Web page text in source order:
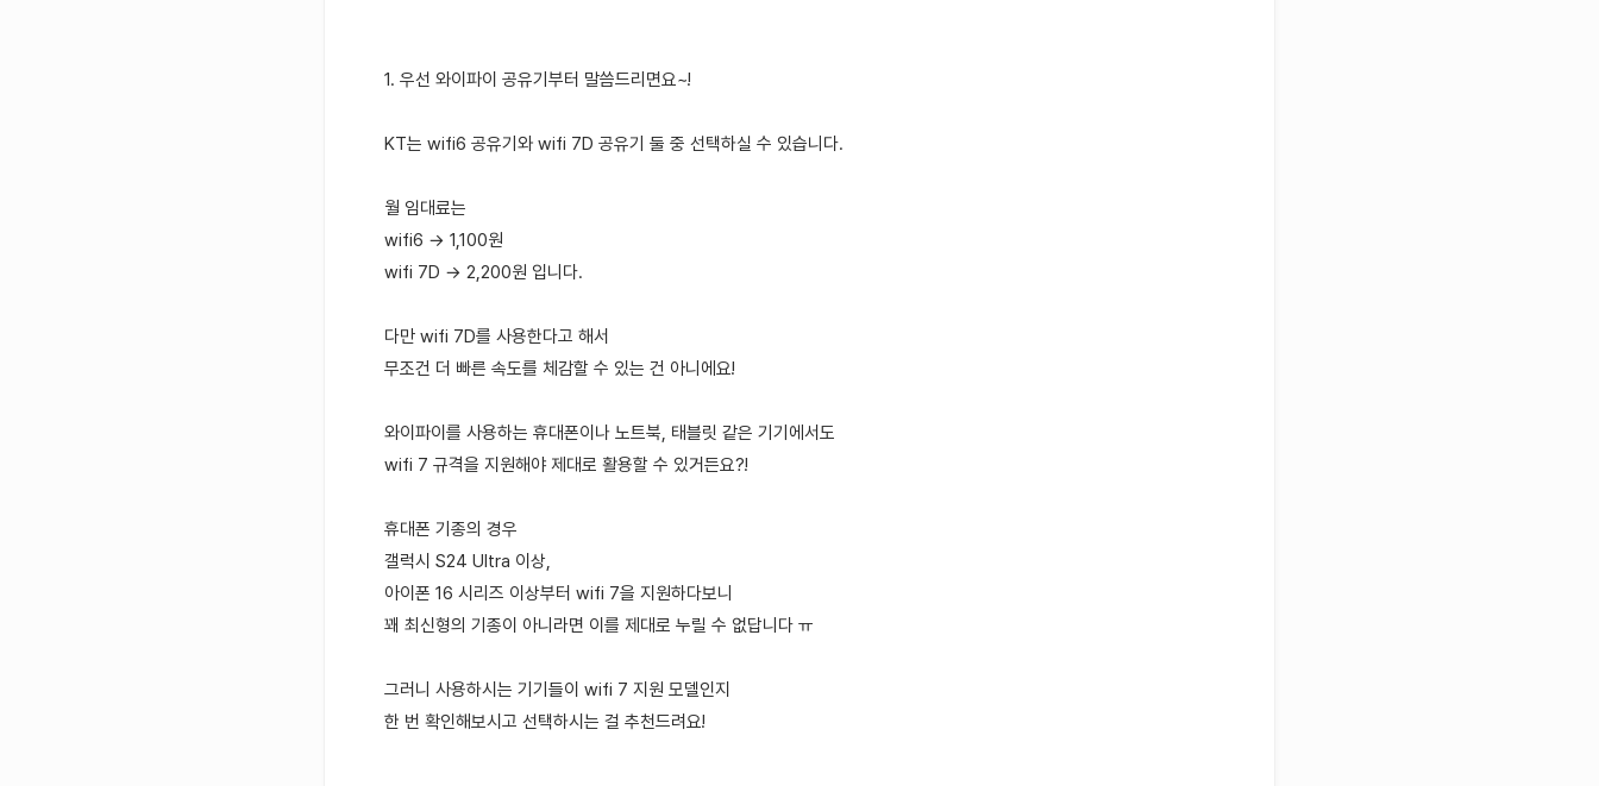
1. 우선 와이파이 공유기부터 말씀드리면요~!
KT는 wifi6 공유기와 wifi 7D 공유기 둘 중 선택하실 수 있습니다.
월 임대료는
wifi6 → 1,100원
wifi 7D → 2,200원 입니다.
다만 wifi 7D를 사용한다고 해서
무조건 더 빠른 속도를 체감할 수 있는 건 아니에요!
와이파이를 사용하는 휴대폰이나 노트북, 태블릿 같은 기기에서도
wifi 7 규격을 지원해야 제대로 활용할 수 있거든요?!
휴대폰 기종의 경우
갤럭시 S24 Ultra 이상,
아이폰 16 시리즈 이상부터 wifi 7을 지원하다보니
꽤 최신형의 기종이 아니라면 이를 제대로 누릴 수 없답니다 ㅠ
그러니 사용하시는 기기들이 wifi 7 지원 모델인지
한 번 확인해보시고 선택하시는 걸 추천드려요!